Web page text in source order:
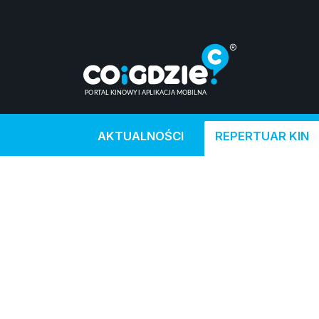
AKTUALNOŚCI REPERTUAR KIN